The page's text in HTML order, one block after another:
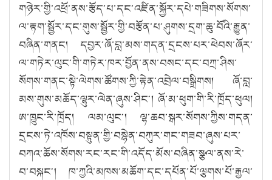
གཉེར་གྱི་འཕྲོ་ནས་རྩོད་པ་དང་འཛིན་སྐྱོར་དཔེ་གཟིགས་སོགས་
ལ་རྟག་སྦྱོར་དང་གུས་སྦྱོར་གྱི་བརྩོན་པ་ཤུགས་དྲག་ཆུ་བོའི་རྒྱུན་
བཞིན་གནང། དབྱར་ཞོ་བླ་མས་གདན་དྲངས་པར་ཕེབས་ཞོར་
ལ་གཏེར་ལུང་གི་གཏེར་ཁར་བྱོན་ནས་བསང་དང་བཀྲ་ཤིས་
སོགས་གནང་སྟེ་ལེགས་ཚོགས་ཀྱི་རྟེན་འབྲེལ་བསྒྲིགས། ཞོ་བླ་
མས་གུས་མཆོད་ལྷུར་ལེན་ཞུས་ཤིང༌། ཞོ་མ་ཕུག་གི་རི་ཁྲོད་ཕུལ།
ཨ་ཁྱུང་རི་ཁྲོད། ལམ་ལུང༌། ལྷ་ཆབ་སྒར་སོགས་ཀྱིས་གདན་
དྲངས་ཏེ་འཁོས་བསྟུན་གྱི་བསྙེན་བཀུར་གང་གཟབ་ཞུས་པར་
བཀའ་ཆོས་སོགས་རང་རང་གི་འདོད་མོས་བཞིན་སྩལ་ནས་རེ་
བ་བསྐང༌། ཁ་ཀྱའི་མཁས་མཆོག་དང་དཔོན་པོ་ལྕགས་པོ་རྒྱལ་